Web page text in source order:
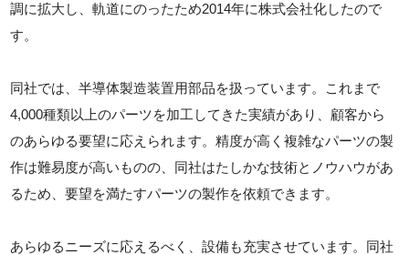
調に拡大し、軌道にのったため2014年に株式会社化したので
す。
同社では、半導体製造装置用部品を扱っています。これまで
4,000種類以上のパーツを加工してきた実績があり、顧客から
のあらゆる要望に応えられます。精度が高く複雑なパーツの製
作は難易度が高いものの、同社はたしかな技術とノウハウがあ
るため、要望を満たすパーツの製作を依頼できます。
あらゆるニーズに応えるべく、設備も充実させています。同社